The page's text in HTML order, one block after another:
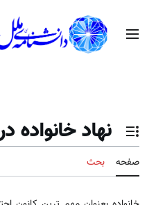
محتوامنوی اصلی
تغییر وضعیت فهرست محتویات
نهاد خانواده
صفحه بحث